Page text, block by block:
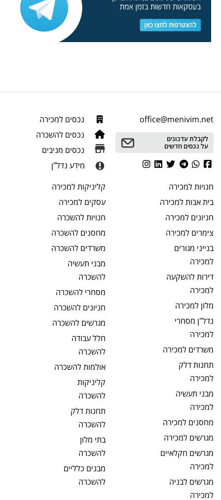
office@menivim.net
לקבלת עדכונים
על נכסים חדשים
נכסים למכירה
נכסים להשכרה
נכסים מניבים
מידע נדל"ן
חנויותלמכירה
בית אבותלמכירה
חניונים למכירה
צימרים למכירה
בנייני מגורים
למכירה
דירות להשקעה
למכירה
מלון למכירה
נדל"ן מסחרי
למכירה
משרדים למכירה
תחנות דלק
למכירה
מבני תעשיה
למכירה
מחסנים למכירה
מגרשים למכירה
מגרשים חקלאיים
למכירה
מגרשים לבניה
למכירה
קליניקותלמכירה
עסקים למכירה
חנויותלהשכרה
מחסנים להשכרה
משרדים להשכרה
מבני תעשיה
להשכרה
מסחרי להשכרה
חניונים להשכרה
מגרשים להשכרה
חלל עבודה
להשכרה
אולמותלהשכרה
קליניקות
להשכרה
תחנות דלק
להשכרה
בתי מלון
להשכרה
מבנים כלליים
להשכרה